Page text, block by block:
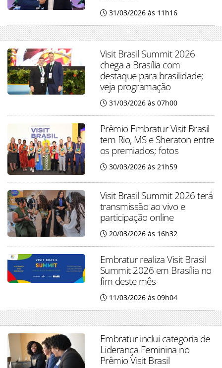
31/03/2026 às 11h16
Visit Brasil Summit 2026
chega a Brasília com
destaque para brasilidade;
veja programação
31/03/2026 às 07h00
Prêmio Embratur Visit Brasil
tem Rio, MS e Sheraton entre
os premiados; fotos
30/03/2026 às 21h59
Visit Brasil Summit 2026 terá
transmissão ao vivo e
participação online
20/03/2026 às 16h32
Embratur realiza Visit Brasil
Summit 2026 em Brasília no
fim deste mês
11/03/2026 às 09h04
Embratur inclui categoria de
Liderança Feminina no
Prêmio Visit Brasil